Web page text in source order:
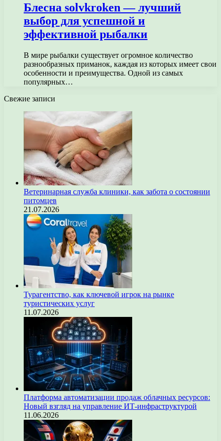
Блесна solvkroken — лучший
выбор для успешной и
эффективной рыбалки
В мире рыбалки существует огромное количество
разнообразных приманок, каждая из которых имеет свои
особенности и преимущества. Одной из самых
популярных…
Свежие записи
Ветеринарная служба клиники, как забота о состоянии
питомцев
21.07.2026
Турагентство, как ключевой игрок на рынке
туристических услуг
11.07.2026
Платформа автоматизации продаж облачных ресурсов:
Новый взгляд на управление ИТ-инфраструктурой
11.06.2026